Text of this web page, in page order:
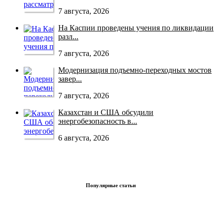
7 августа, 2026
На Каспии проведены учения по ликвидации
разл...
7 августа, 2026
Модернизация подъемно-переходных мостов
завер...
7 августа, 2026
Казахстан и США обсудили
энергобезопасность в...
6 августа, 2026
Популярные статьи